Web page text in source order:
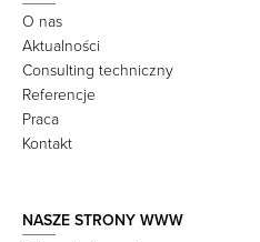
O nas
Aktualności
Consulting techniczny
Referencje
Praca
Kontakt
NASZE STRONY WWW